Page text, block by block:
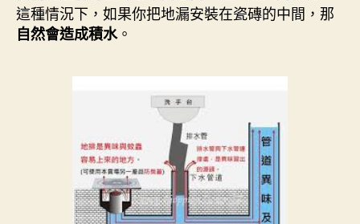
這種情況下，如果你把地漏安裝在瓷磚的中間，那
自然會造成積水。